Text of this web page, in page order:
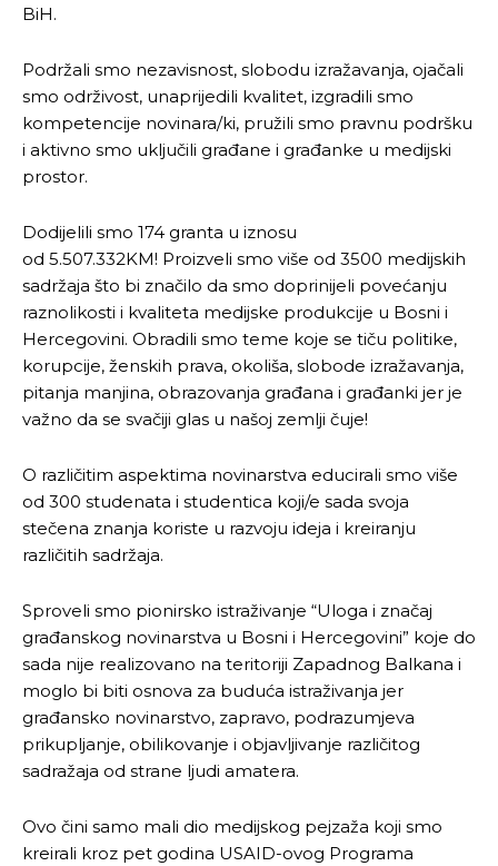
BiH.
Podržali smo nezavisnost, slobodu izražavanja, ojačali
smo održivost, unaprijedili kvalitet, izgradili smo
kompetencije novinara/ki, pružili smo pravnu podršku
i aktivno smo uključili građane i građanke u medijski
prostor.
Dodijelili smo 174 granta u iznosu
od 5.507.332KM! Proizveli smo više od 3500 medijskih
sadržaja što bi značilo da smo doprinijeli povećanju
raznolikosti i kvaliteta medijske produkcije u Bosni i
Hercegovini. Obradili smo teme koje se tiču politike,
korupcije, ženskih prava, okoliša, slobode izražavanja,
pitanja manjina, obrazovanja građana i građanki jer je
važno da se svačiji glas u našoj zemlji čuje!
O različitim aspektima novinarstva educirali smo više
od 300 studenata i studentica koji/e sada svoja
stečena znanja koriste u razvoju ideja i kreiranju
različitih sadržaja.
Sproveli smo pionirsko istraživanje “Uloga i značaj
građanskog novinarstva u Bosni i Hercegovini” koje do
sada nije realizovano na teritoriji Zapadnog Balkana i
moglo bi biti osnova za buduća istraživanja jer
građansko novinarstvo, zapravo, podrazumjeva
prikupljanje, obilikovanje i objavljivanje različitog
sadražaja od strane ljudi amatera.
Ovo čini samo mali dio medijskog pejzaža koji smo
kreirali kroz pet godina USAID-ovog Programa